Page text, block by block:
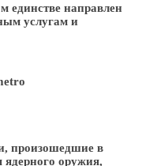
единстве направлен
услугам и
произошедшие в
ядерного оружия,